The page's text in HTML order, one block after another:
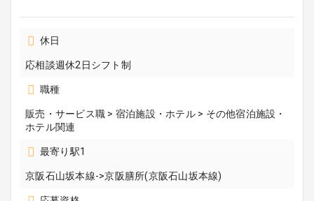
休日
応相談週休2日シフト制
職種
販売・サービス職 > 宿泊施設・ホテル > その他宿泊施設・
ホテル関連
最寄り駅1
京阪石山坂本線->京阪膳所(京阪石山坂本線)